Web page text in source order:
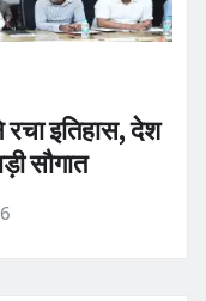
रचा इतिहास, देश
सौगात